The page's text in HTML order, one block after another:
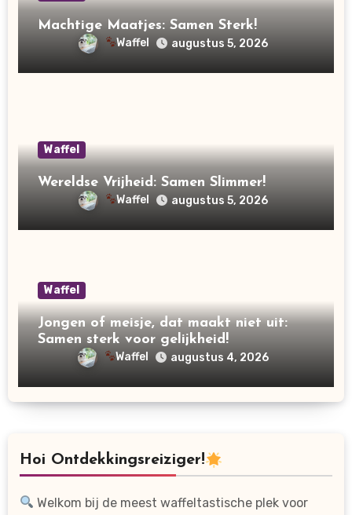
Machtige Maatjes: Samen Sterk!
Waffel augustus 5, 2026
Waffel
Wereldse Vrijheid: Samen Slimmer!
Waffel augustus 5, 2026
Waffel
Jongen of meisje, dat maakt niet uit:
Samen sterk voor gelijkheid!
Waffel augustus 4, 2026
Hoi Ontdekkingsreiziger!
Welkom bij de meest waffeltastische plek voor